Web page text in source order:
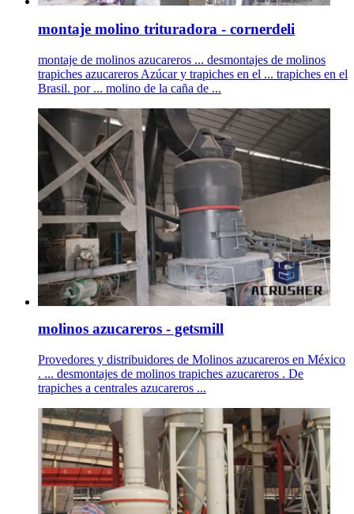
montaje molino trituradora - cornerdeli
montaje de molinos azucareros ... desmontajes de molinos
trapiches azucareros Azúcar y trapiches en el ... trapiches en el
Brasil. por ... molino de la caña de ...
molinos azucareros - getsmill
Provedores y distribuidores de Molinos azucareros en México
. ... desmontajes de molinos trapiches azucareros . De
trapiches a centrales azucareros ...